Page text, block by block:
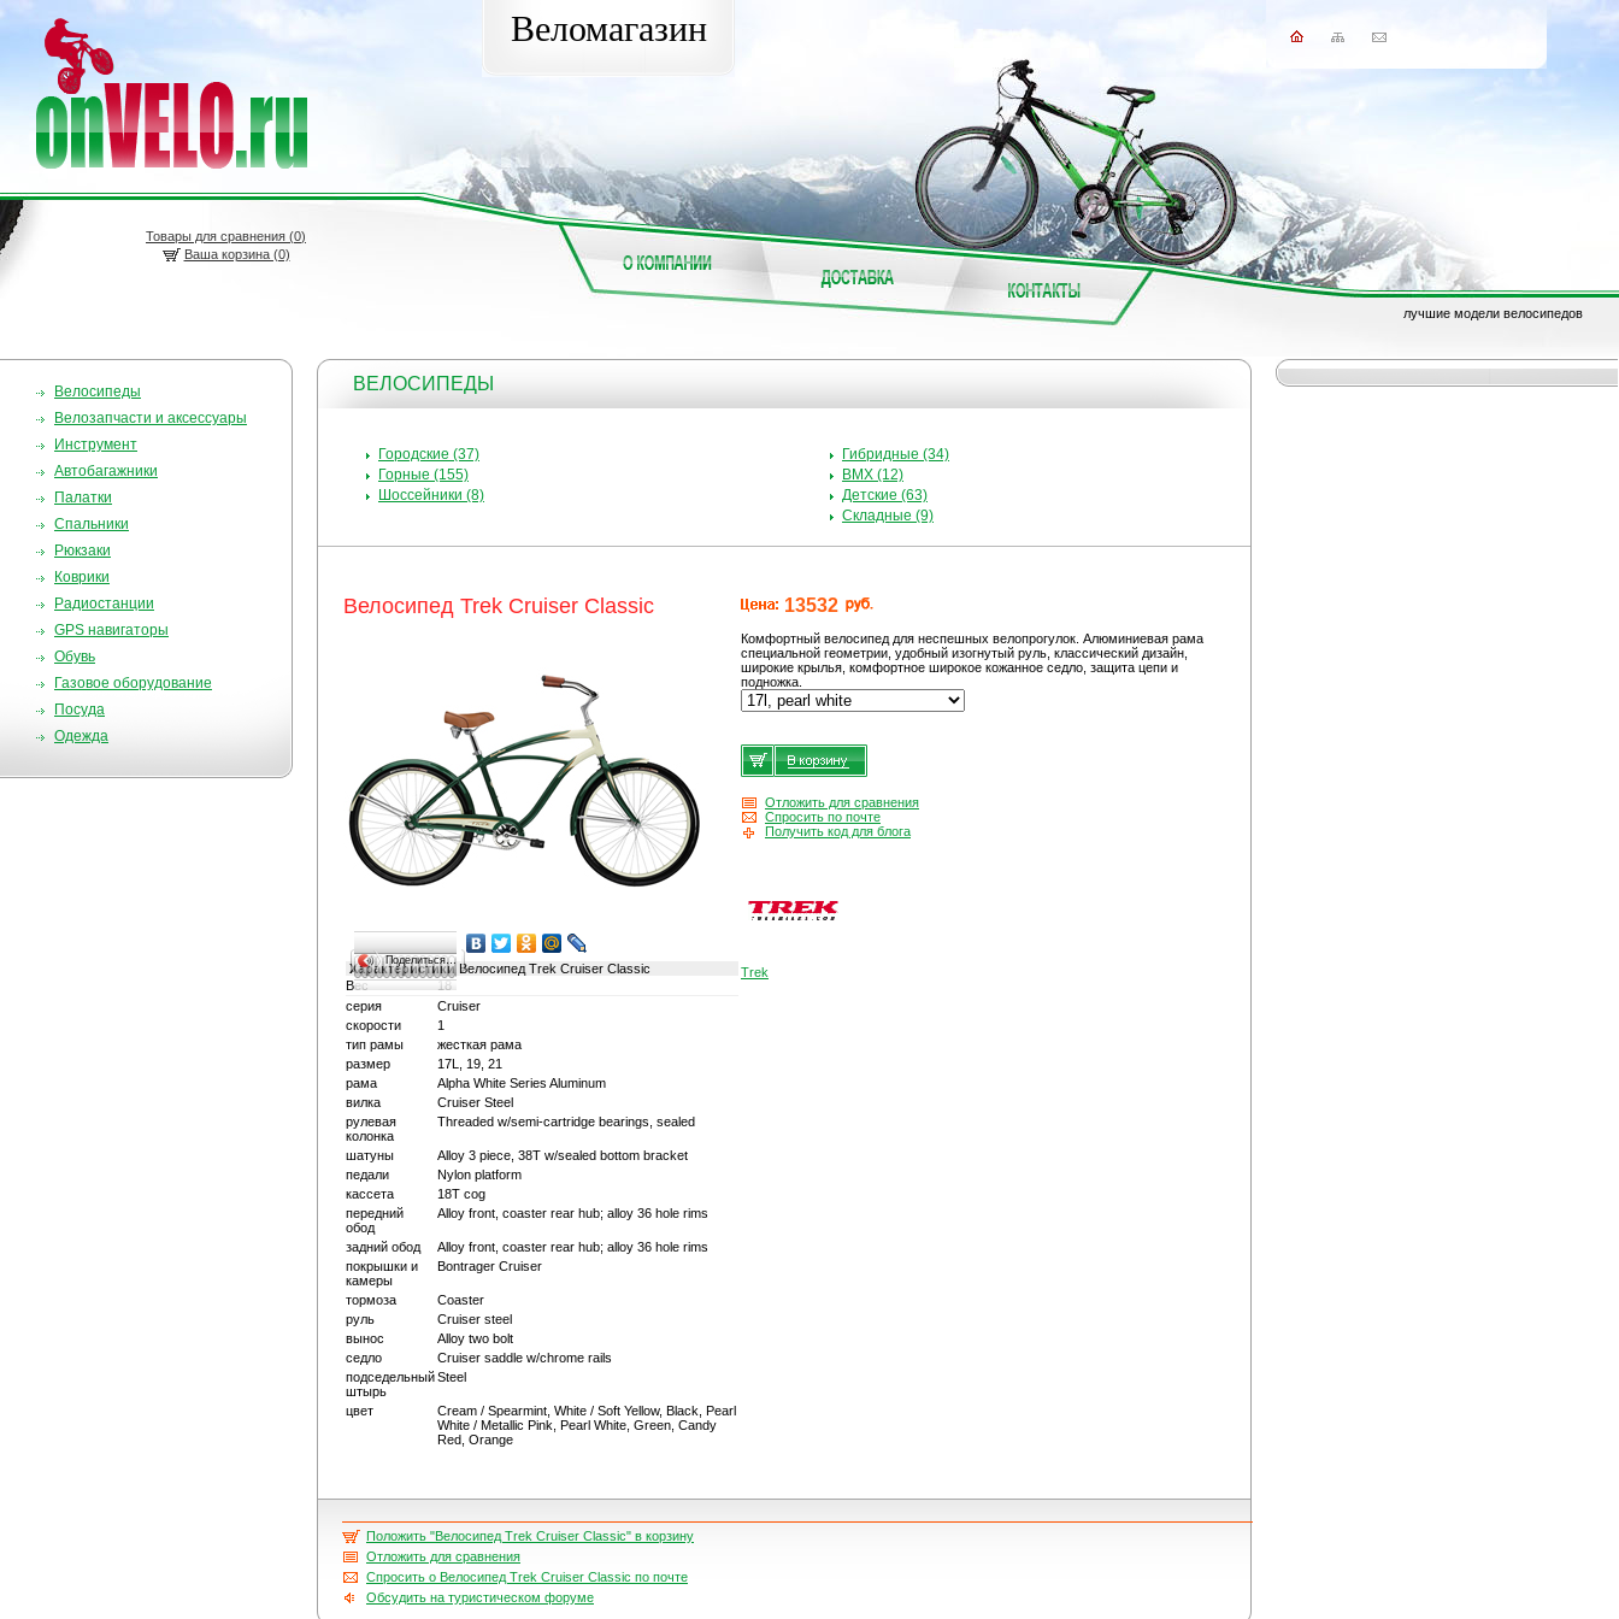
Веломагазин
Товары для сравнения (0)
Ваша корзина (0)
лучшие модели велосипедов
Велосипеды
Велозапчасти и аксессуары
Инструмент
Автобагажники
Палатки
Спальники
Рюкзаки
Коврики
Радиостанции
GPS навигаторы
Обувь
Газовое оборудование
Посуда
Одежда
ВЕЛОСИПЕДЫ
Городские (37)
Горные (155)
Шоссейники (8)
Гибридные (34)
BMX (12)
Детские (63)
Складные (9)
Велосипед Trek Cruiser Classic
Поделиться…
ХарактеристикиВелосипед Trek Cruiser Classic
Вес
18
серия
Cruiser
скорости
1
тип рамы
жесткая рама
размер
17L, 19, 21
рама
Alpha White Series Aluminum
вилка
Cruiser Steel
рулевая
колонка
Threaded w/semi-cartridge bearings, sealed
шатуны
Alloy 3 piece, 38T w/sealed bottom bracket
педали
Nylon platform
кассета
18T cog
передний
обод
Alloy front, coaster rear hub; alloy 36 hole rims
задний обод
Alloy front, coaster rear hub; alloy 36 hole rims
покрышки и
камеры
Bontrager Cruiser
тормоза
Coaster
руль
Cruiser steel
вынос
Alloy two bolt
седло
Cruiser saddle w/chrome rails
подседельный
штырь
Steel
цвет
Cream / Spearmint, White / Soft Yellow, Black, Pearl
White / Metallic Pink, Pearl White, Green, Candy
Red, Orange
13532
Комфортный велосипед для неспешных велопрогулок. Алюминиевая рама
специальной геометрии, удобный изогнутый руль, классический дизайн,
широкие крылья, комфортное широкое кожанное седло, защита цепи и
подножка.
Отложить для сравнения
Спросить по почте
Получить код для блога
Trek
Положить "Велосипед Trek Cruiser Classic" в корзину
Отложить для сравнения
Спросить о Велосипед Trek Cruiser Classic по почте
Обсудить на туристическом форуме